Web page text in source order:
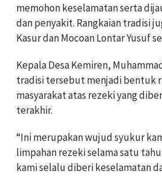
memohon keselamatan serta
dan penyakit. Rangkaian tradisi
Kasur dan Mocoan Lontar Yusuf
Kepala Desa Kemiren,
tradisi tersebut menjadi bentuk
masyarakat atas rezeki yang
terakhir.
“Ini merupakan wujud syukur
limpahan rezeki selama satu
kami selalu diberi keselamatan